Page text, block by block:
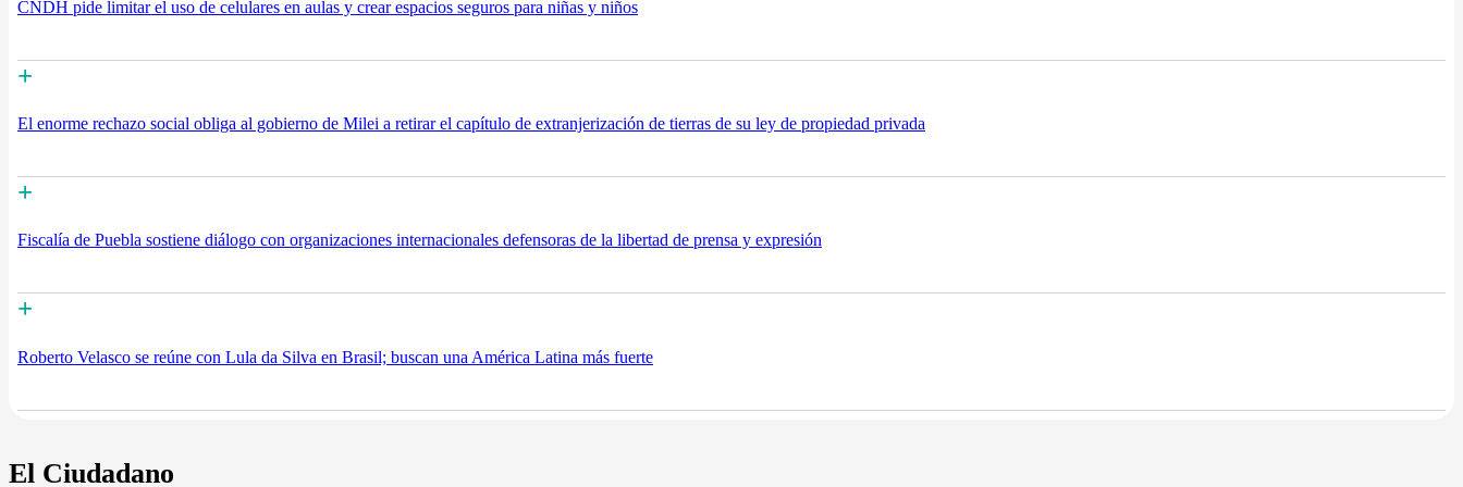
CNDH pide limitar el uso de celulares en aulas y crear espacios seguros para niñas y niños
+
El enorme rechazo social obliga al gobierno de Milei a retirar el capítulo de extranjerización de tierras de su ley de propiedad privada
+
Fiscalía de Puebla sostiene diálogo con organizaciones internacionales defensoras de la libertad de prensa y expresión
+
Roberto Velasco se reúne con Lula da Silva en Brasil; buscan una América Latina más fuerte
El Ciudadano